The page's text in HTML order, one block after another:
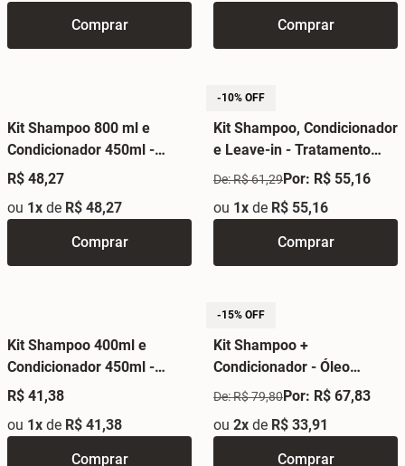
Comprar
Comprar
Kit Shampoo 800 ml e
Condicionador 450ml -
Salão em Casa Cachos
R$ 48,27
ou 1x de R$ 48,27
Comprar
-10% OFF
Kit Shampoo, Condicionador
e Leave-in - Tratamento
Mandioca
De: R$ 61,29Por: R$ 55,16
ou 1x de R$ 55,16
Comprar
Kit Shampoo 400ml e
Condicionador 450ml -
Tratamento Mandioca
R$ 41,38
ou 1x de R$ 41,38
Comprar
-15% OFF
Kit Shampoo +
Condicionador - Óleo
Sublime Eico Pro
De: R$ 79,80Por: R$ 67,83
ou 2x de R$ 33,91
Comprar